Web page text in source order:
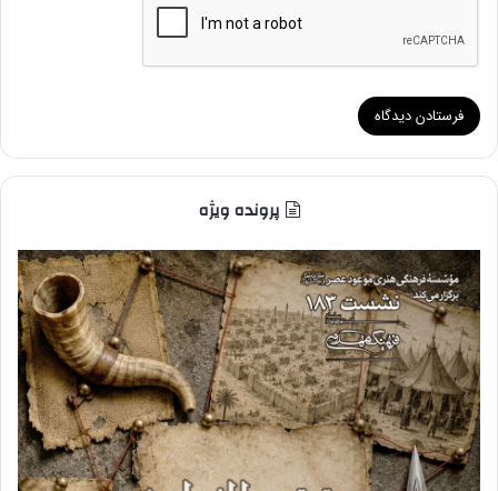
پرونده ویژه